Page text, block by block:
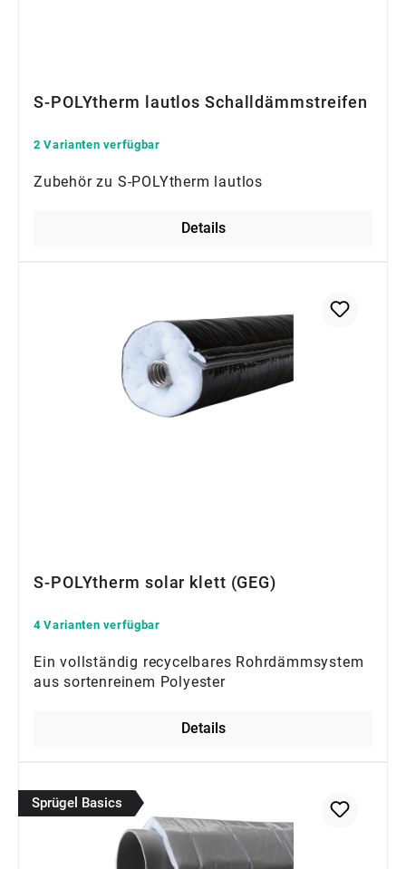
S-POLYtherm lautlos Schalldämmstreifen
2 Varianten verfügbar
Zubehör zu S-POLYtherm lautlos
Details
S-POLYtherm solar klett (GEG)
4 Varianten verfügbar
Ein vollständig recycelbares Rohrdämmsystem
aus sortenreinem Polyester
Details
Sprügel Basics